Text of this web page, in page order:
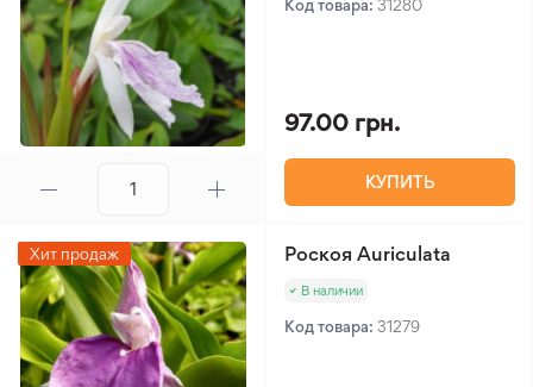
Код товара: 31280
97.00 грн.
КУПИТЬ
Хит продаж Роскоя Auriculata
В наличии
Код товара: 31279